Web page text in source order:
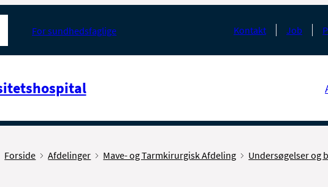
For sundhedsfaglige Kontakt Job
Forside Afdelinger Mave- og Tarmkirurgisk Afdeling Undersøgelser og